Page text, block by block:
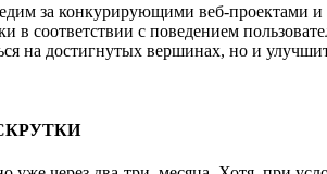
за конкурирующими веб-проектами и
в соответствии с поведением
на достигнутых вершинах, но и